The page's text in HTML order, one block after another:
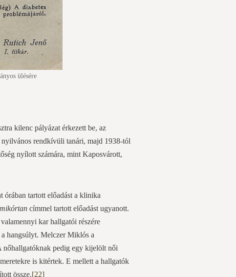
ülésére
kilenc pályázat érkezett be, az
nyilvános rendkívüli tanári, majd 1938-tól
nyílott számára, mint Kaposvárott,
órában tartott előadást a klinika
címmel tartott előadást ugyanott.
kar hallgatói részére
a hangsúlyt. Melczer Miklós a
nőhallgatóknak pedig egy kijelölt női
is kitértek. E mellett a hallgatók
össze.[22]